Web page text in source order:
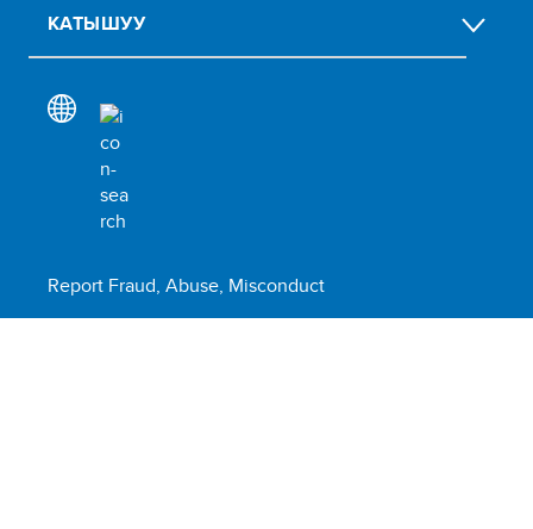
КАТЫШУУ
Report Fraud, Abuse, Misconduct
Submit social or environmental complaint